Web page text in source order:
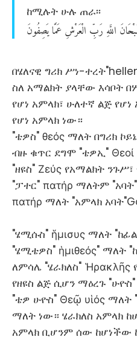
ከሚሉት ሁሉ ጠራ፡፡
اللَّهِرَبِّالْعَرْشِعَمَّايَصِفُونَ
በሄለናዊ ግሪክ ሥነ-
ስለ አማልክት ያላቸው እሳቦት
የሆነ አምላክ፣ ሁለተኛ ልጅ
የሆነ አምላክ ነው።
"ቴዎስ" θεός ማለት በግሪክ
ብዙ ቁጥር ደግሞ "ቴዎኢ"
"ዘዩስ" Ζεύς የአማልክት
"ፓተር" πατήρ ማለትም
πατήρ ማለት "አምላክ
"ሄሚሱስ" ἥμισυς ማለት
"ሄሚቴዎስ" ἡμιθεός" ማለት
ለምሳሌ "ሄራክለስ" Ἡρακλῆς
የዘዩስ ልጅ ሲሆን ማዕረጉ
"ቴዎ ሁዮስ" Θεῷ υἱός ማለት
ማለት ነው። ሄራክለስ አምላክ
አምላክ ቢሆንም ሰው ከሆነችው